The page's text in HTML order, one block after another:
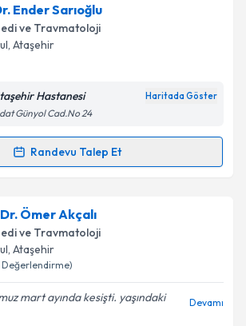
Kerem Canbora
oluşturun. Size bu uzmandan randevu
bir takvim hazırlandığında e-posta ile
işlenmesine ilişkinAydınlatma
işlenmesini kabul ediyorum.
Takvim Talebini Gönder
Ender Sarıoğlu
ve Travmatoloji
, Ataşehir
Hastanesi Haritada Göster
Günyol Cad.No 24
Randevu Talep Et
Talebi
Sarıoğluiçin randevu takvimi talebi
bu uzmandan randevu almanız için bir
e-posta ile bilgilendireceğiz.
Ömer Akçalı
ve Travmatoloji
, Ataşehir
Değerlendirme)
mart ayında kesişti. yaşındaki
Devamı